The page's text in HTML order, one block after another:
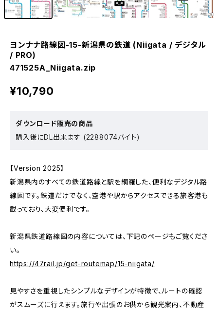
ヨンナナ路線図-15-新潟県の鉄道 (Niigata / デジタル
/ PRO)
471525A_Niigata.zip
¥10,790
ダウンロード販売の商品
購入後にDL出来ます (2288074バイト)
【Version 2025】
新潟県内のすべての鉄道路線と駅を網羅した、便利なデジタル路
線図です。鉄道だけでなく、空港や駅からアクセスできる旅客港も
載っており、大変便利です。
新潟県鉄道路線図の内容については、下記のページもご覧くださ
い。
https://47rail.jp/get-routemap/15-niigata/
見やすさを重視したシンプルなデザインが特徴で、ルートの確認
がスムーズに行えます。旅行や出張のお供から観光案内、不動産